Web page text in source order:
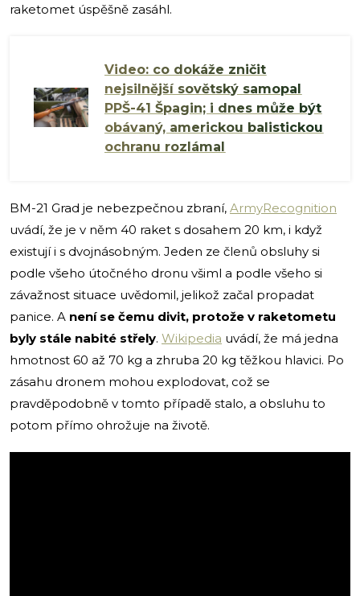
raketomet úspěšně zasáhl.
Video: co dokáže zničit
nejsilnější sovětský samopal
PPŠ-41 Špagin; i dnes může být
obávaný, americkou balistickou
ochranu rozlámal
BM-21 Grad je nebezpečnou zbraní, ArmyRecognition
uvádí, že je v něm 40 raket s dosahem 20 km, i když
existují i s dvojnásobným. Jeden ze členů obsluhy si
podle všeho útočného dronu všiml a podle všeho si
závažnost situace uvědomil, jelikož začal propadat
panice. A není se čemu divit, protože v raketometu
byly stále nabité střely. Wikipedia uvádí, že má jedna
hmotnost 60 až 70 kg a zhruba 20 kg těžkou hlavici. Po
zásahu dronem mohou explodovat, což se
pravděpodobně v tomto případě stalo, a obsluhu to
potom přímo ohrožuje na životě.